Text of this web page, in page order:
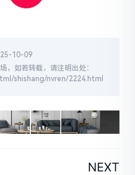
10-09
，如若转载，请注明出处：
shishang/nvren/2224.html
NEXT